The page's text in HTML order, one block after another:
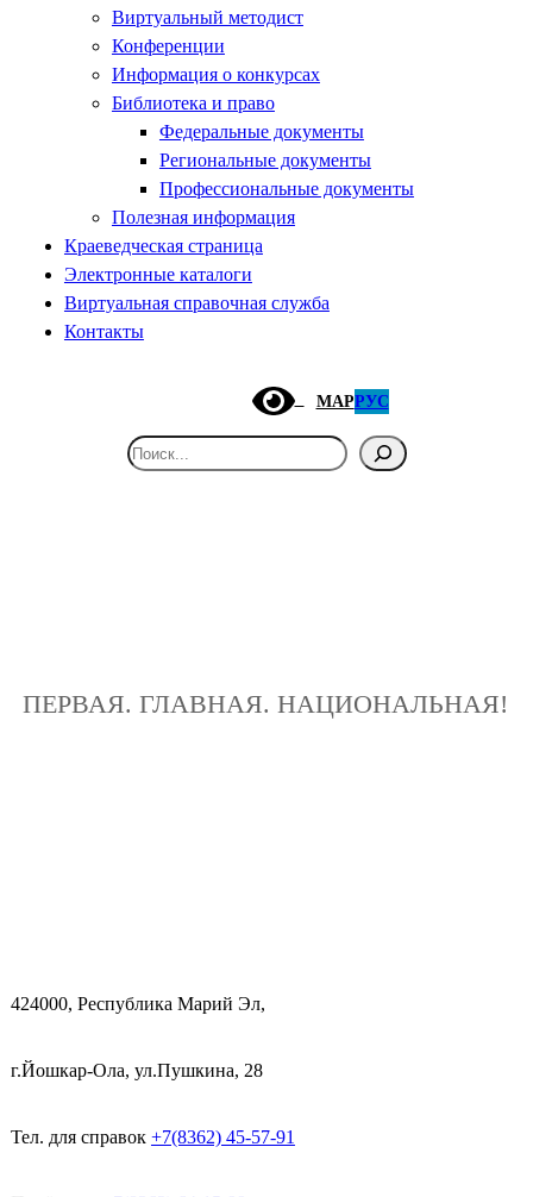
Виртуальный методист
Конференции
Информация о конкурсах
Библиотека и право
Федеральные документы
Региональные документы
Профессиональные документы
Полезная информация
Краеведческая страница
Электронные каталоги
Виртуальная справочная служба
Контакты
МАРРУС
Поиск
ПЕРВАЯ. ГЛАВНАЯ. НАЦИОНАЛЬНАЯ!
424000, Республика Марий Эл,
г.Йошкар-Ола, ул.Пушкина, 28
Тел. для справок +7(8362) 45-57-91